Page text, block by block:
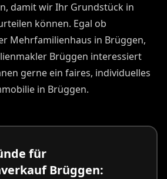
damit wir Ihr Grundstück in
können. Egal ob
Mehrfamilienhaus in Brüggen,
Brüggen interessiert
gerne ein faires, individuelles
in Brüggen.
für
Brüggen: